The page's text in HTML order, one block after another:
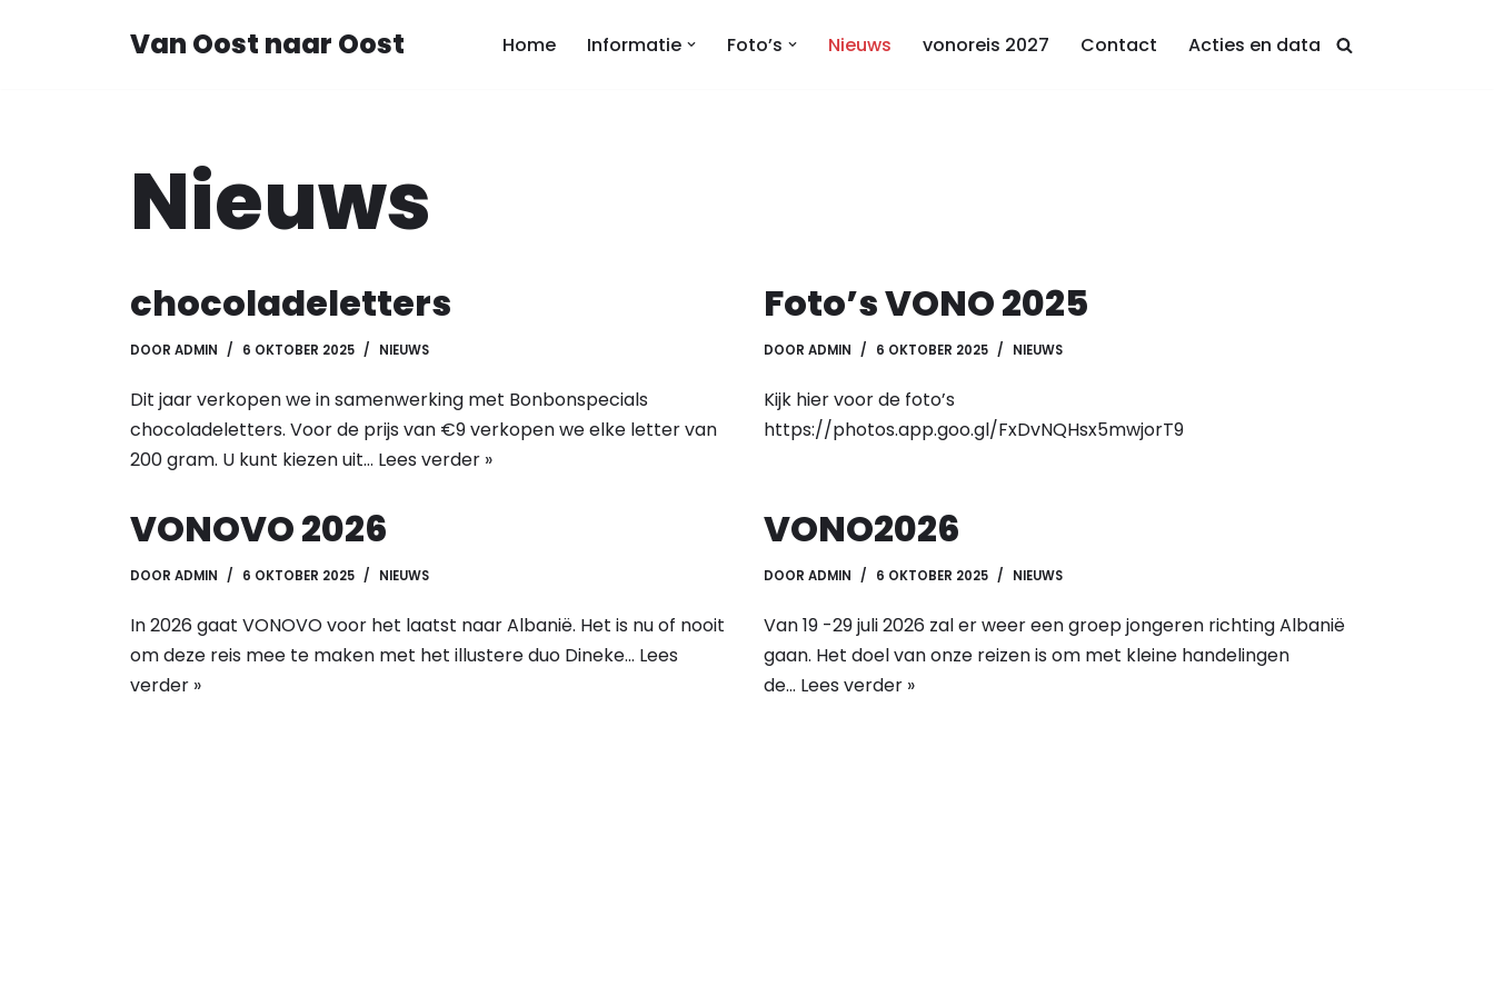
Van Oost naar Oost Home Informatie Foto’s Nieuws vonoreis 2027 Contact Acties en data
Nieuws
chocoladeletters
DOOR ADMIN 6 OKTOBER 2025 NIEUWS
Dit jaar verkopen we in samenwerking met Bonbonspecials
chocoladeletters. Voor de prijs van €9 verkopen we elke letter van
200 gram. U kunt kiezen uit… Lees verder »
Foto’s VONO 2025
DOOR ADMIN 6 OKTOBER 2025 NIEUWS
Kijk hier voor de foto’s
https://photos.app.goo.gl/FxDvNQHsx5mwjorT9
VONOVO 2026
DOOR ADMIN 6 OKTOBER 2025 NIEUWS
In 2026 gaat VONOVO voor het laatst naar Albanië. Het is nu of nooit
om deze reis mee te maken met het illustere duo Dineke… Lees
verder »
VONO2026
DOOR ADMIN 6 OKTOBER 2025 NIEUWS
Van 19 -29 juli 2026 zal er weer een groep jongeren richting Albanië
gaan. Het doel van onze reizen is om met kleine handelingen
de… Lees verder »